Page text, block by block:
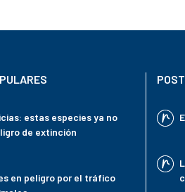
estas especies ya no
de extinción
en peligro por el tráfico